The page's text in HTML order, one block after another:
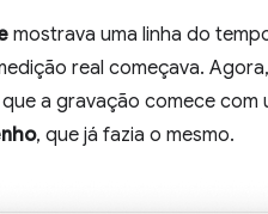
mostrava uma linha do
real começava.
a gravação comece com
, que já fazia o mesmo.